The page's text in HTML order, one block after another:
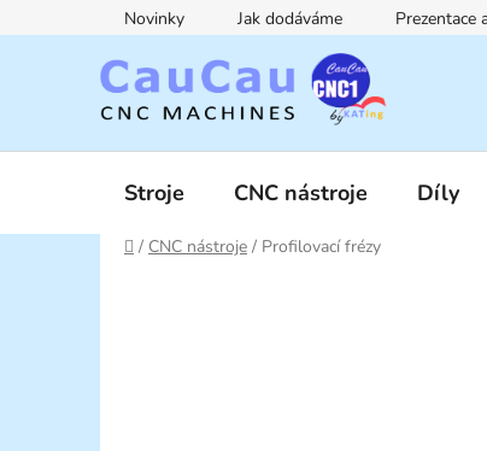
na
Novinky Jak dodáváme
Stroje CNC nástroje Díly
Domů
/ CNC nástroje / Profilovací frézy